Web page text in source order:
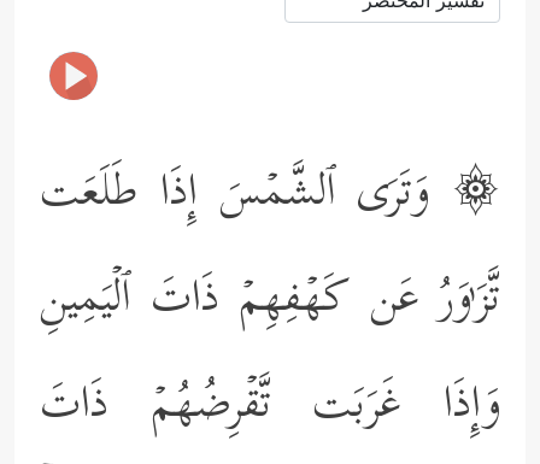
۞ وَتَرَى ٱلشَّمۡسَ إِذَا طَلَعَت
تَّزَ ٰ⁠وَرُ عَن كَهۡفِهِمۡ ذَاتَ ٱلۡیَمِینِ
وَإِذَا غَرَبَت تَّقۡرِضُهُمۡ ذَاتَ